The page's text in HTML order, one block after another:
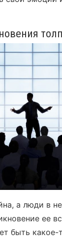
а люди в
ее
быть какое-